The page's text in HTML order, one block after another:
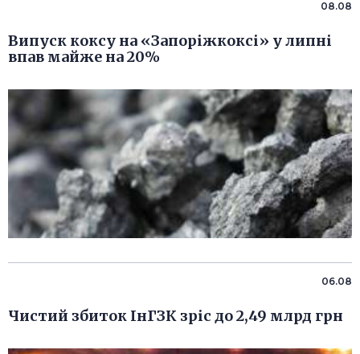
08.08
Випуск коксу на «Запоріжкоксі» у липні
впав майже на 20%
06.08
Чистий збиток ІнГЗК зріс до 2,49 млрд грн